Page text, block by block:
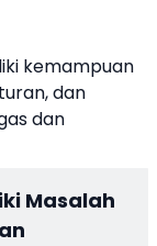
kemampuan
dan
dan
Masalah